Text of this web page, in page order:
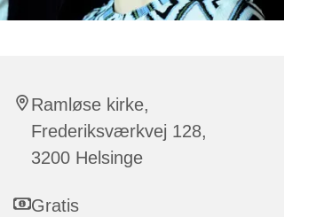
Ramløse kirke,
Frederiksværkvej 128,
3200 Helsinge
Gratis